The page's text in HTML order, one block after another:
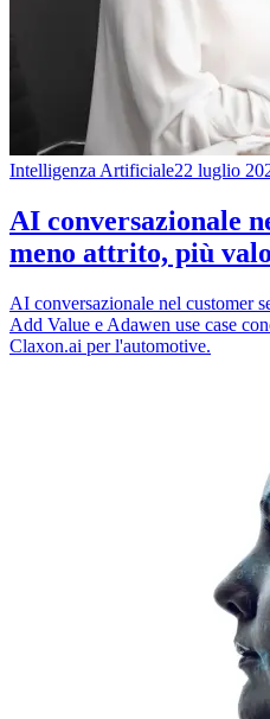
Intelligenza Artificiale22 luglio
AI conversazionale
meno attrito, più
AI conversazionale nel customer
Add Value e Adawen use case
Claxon.ai per l'automotive.